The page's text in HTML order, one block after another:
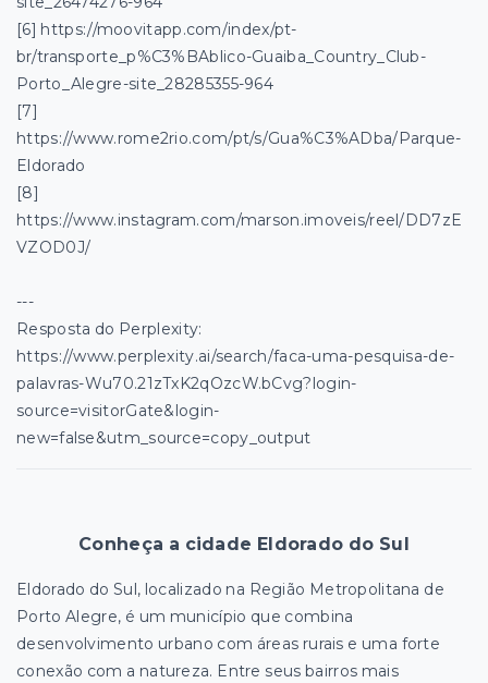
[6] https://moovitapp.com/index/pt-
br/transporte_p%C3%BAblico-Guaiba_Country_Club-
Porto_Alegre-site_28285355-964
[7]
https://www.rome2rio.com/pt/s/Gua%C3%ADba/Parque-
Eldorado
[8]
https://www.instagram.com/marson.imoveis/reel/DD7zE
VZOD0J/
---
Resposta do Perplexity:
https://www.perplexity.ai/search/faca-uma-pesquisa-de-
palavras-Wu70.21zTxK2qOzcW.bCvg?login-
source=visitorGate&login-
new=false&utm_source=copy_output
Conheça a cidade Eldorado do Sul
Eldorado do Sul, localizado na Região Metropolitana de
Porto Alegre, é um município que combina
desenvolvimento urbano com áreas rurais e uma forte
conexão com a natureza. Entre seus bairros mais